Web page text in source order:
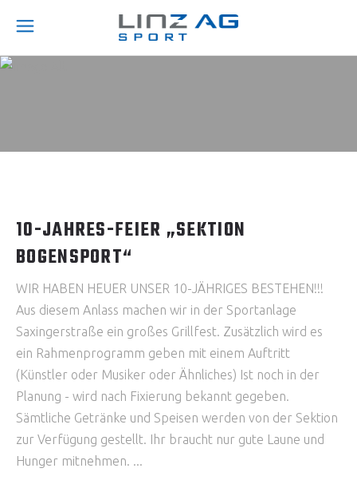
10-JAHRES-FEIER „SEKTION
BOGENSPORT“
WIR HABEN HEUER UNSER 10-JÄHRIGES BESTEHEN!!!
Aus diesem Anlass machen wir in der Sportanlage
Saxingerstraße ein großes Grillfest. Zusätzlich wird es
ein Rahmenprogramm geben mit einem Auftritt
(Künstler oder Musiker oder Ähnliches) Ist noch in der
Planung - wird nach Fixierung bekannt gegeben.
Sämtliche Getränke und Speisen werden von der Sektion
zur Verfügung gestellt. Ihr braucht nur gute Laune und
Hunger mitnehmen.